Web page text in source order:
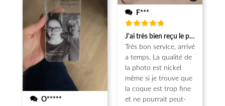
O*****
F***
Note5
sur 5
J'ai très bien reçu le produit.
Très bon service, arrivé
a temps. La qualité de
la photo est nickel
même si je trouve que
la coque est trop fine
et ne pourrait peut-